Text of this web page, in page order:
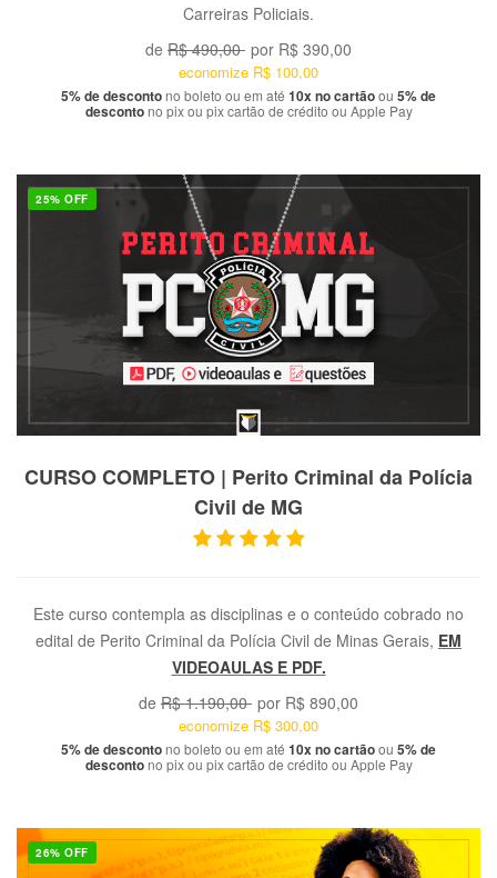
Carreiras Policiais.
de R$ 490,00 por R$ 390,00
economize R$ 100,00
5% de descontono boleto ou em até 10x no cartãoou 5% de
descontono pix ou pix cartão de crédito ou Apple Pay
25% OFF
CURSO COMPLETO | Perito Criminal da Polícia
Civil de MG
Este curso contempla as disciplinas e o conteúdo cobrado no
edital de Perito Criminal da Polícia Civil de Minas Gerais, EM
VIDEOAULAS E PDF.
de R$ 1.190,00 por R$ 890,00
economize R$ 300,00
5% de descontono boleto ou em até 10x no cartãoou 5% de
descontono pix ou pix cartão de crédito ou Apple Pay
26% OFF